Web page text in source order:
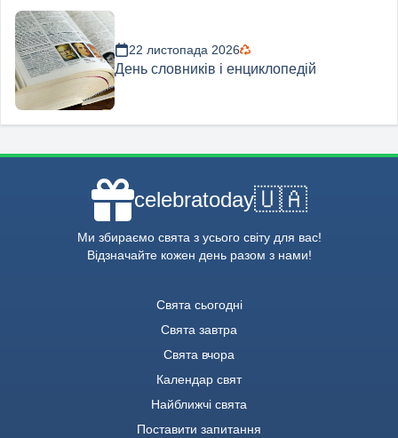
22 листопада 2026
День словників і енциклопедій
celebratoday🇺🇦
Ми збираємо свята з усього світу для вас!
Відзначайте кожен день разом з нами!
Свята сьогодні
Свята завтра
Свята вчора
Календар свят
Найближчі свята
Поставити запитання